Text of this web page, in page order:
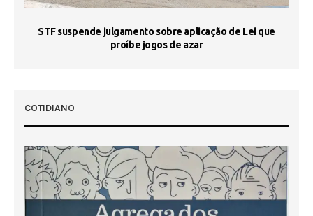
STF suspende julgamento sobre aplicação de Lei que
proíbe jogos de azar
COTIDIANO